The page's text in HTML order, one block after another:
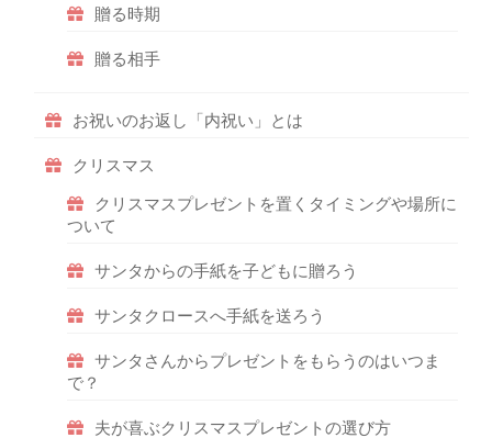
贈る時期
贈る相手
お祝いのお返し「内祝い」とは
クリスマス
クリスマスプレゼントを置くタイミングや場所に
ついて
サンタからの手紙を子どもに贈ろう
サンタクロースへ手紙を送ろう
サンタさんからプレゼントをもらうのはいつま
で？
夫が喜ぶクリスマスプレゼントの選び方